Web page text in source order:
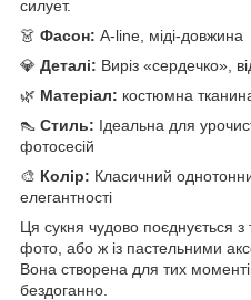
силует.
👗 Фасон: A-line, міді-довжина
💎 Деталі: Виріз «сердечко»,
🌿 Матеріал: костюмна
👠 Стиль: Ідеальна для
фотосесій
🎨 Колір: Класичний
елегантності
Ця сукня чудово поєднується
фото, або ж із пастельними
Вона створена для тих
бездоганно.